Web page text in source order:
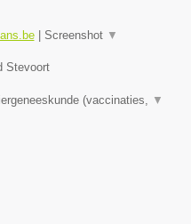
| Screenshot ▼
Stevoort
(vaccinaties, ▼